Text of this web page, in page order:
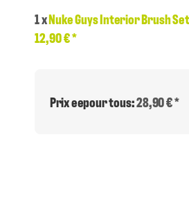
1xNuke Guys Interior Brush Set
12,90 €*
Prix eepour tous:28,90 € *